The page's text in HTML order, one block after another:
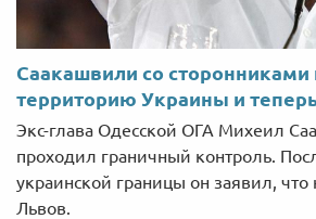
Саакашвили со сторонниками
территорию Украины и
Экс-глава Одесской ОГА Михеил
проходил граничный контроль.
украинской границы он заявил, что
Львов.